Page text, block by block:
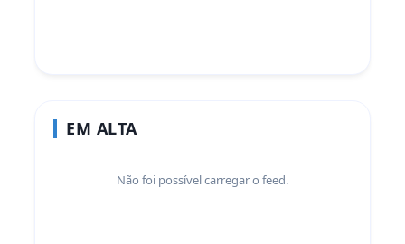
EM ALTA
Não foi possível carregar o feed.